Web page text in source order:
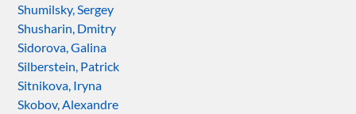
Shumilsky, Sergey
Shusharin, Dmitry
Sidorova, Galina
Silberstein, Patrick
Sitnikova, Iryna
Skobov, Alexandre